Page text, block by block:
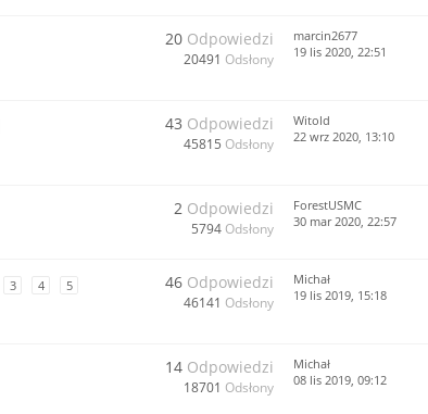
20 Odpowiedzi
20491 Odsłony
marcin2677
19 lis 2020, 22:51
43 Odpowiedzi
45815 Odsłony
Witold
22 wrz 2020, 13:10
2 Odpowiedzi
5794 Odsłony
ForestUSMC
30 mar 2020, 22:57
3 4 5 46 Odpowiedzi
46141 Odsłony
Michał
19 lis 2019, 15:18
14 Odpowiedzi
18701 Odsłony
Michał
08 lis 2019, 09:12